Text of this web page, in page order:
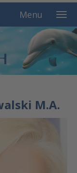
Menu
M.A.